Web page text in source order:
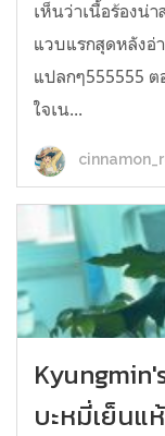
เห็นว่าเนื้อร้องน่
แวบแรกสุดหลังอ่
แปลกๆ555555 ต
ใจเน...
บะหมี่เย็นแ